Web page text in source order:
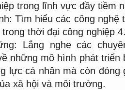
trong lĩnh vực đầy tiềm
Tìm hiểu các công nghệ
thời đại công nghiệp
Lắng nghe các
những mô hình phát triển
lực cá nhân mà còn
xã hội và môi trường.